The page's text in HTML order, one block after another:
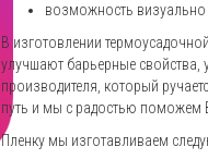
возможность визуально
В изготовлении
улучшают барьерные
производителя, который
путь и мы с радостью поможем
Пленку мы изготавливаем